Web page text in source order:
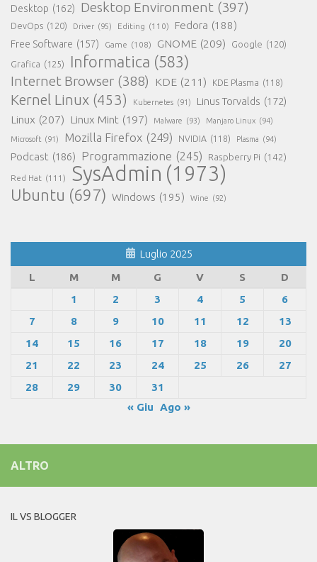
Desktop (162) Desktop Environment (397)
DevOps (120) Driver (95) Editing (110) Fedora (188)
Free Software (157) Game (108) GNOME (209) Google (120)
Grafica (125) Informatica (583)
Internet Browser (388) KDE (211) KDE Plasma (118)
Kernel Linux (453) Kubernetes (91) Linus Torvalds (172)
Linux (207) Linux Mint (197) Malware (93) Manjaro Linux (94)
Microsoft (91) Mozilla Firefox (249) NVIDIA (118) Plasma (94)
Podcast (186) Programmazione (245) Raspberry Pi (142)
Red Hat (111) SysAdmin (1973)
Ubuntu (697) Windows (195) Wine (92)
Luglio 2025
L
M M G V S
D
1
2 3 4 5
6
7
8 9 10 11 12
13
14
15 16 17 18 19
20
21
22 23 24 25 26
27
28
29 30
31
« Giu Ago »
ALTRO
IL VS BLOGGER